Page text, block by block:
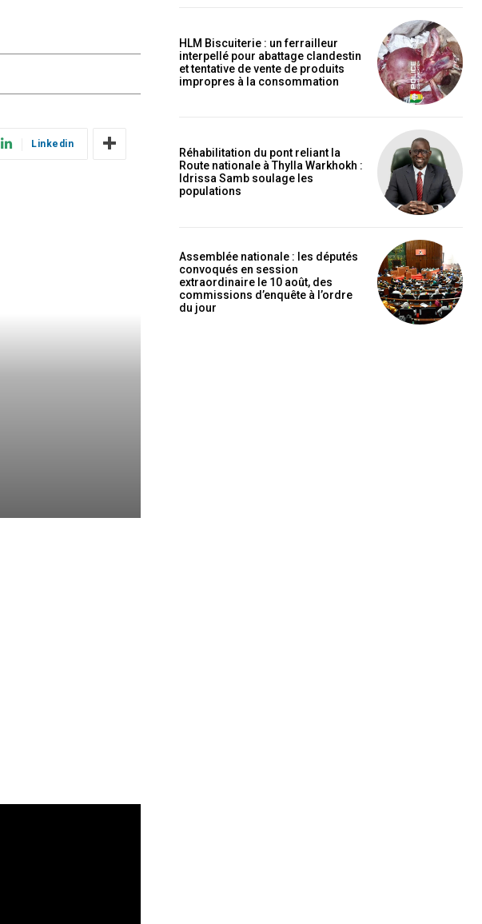
Linkedin
HLM Biscuiterie : un ferrailleur
interpellé pour abattage clandestin
et tentative de vente de produits
impropres à la consommation
Réhabilitation du pont reliant la
Route nationale à Thylla Warkhokh :
Idrissa Samb soulage les
populations
Assemblée nationale : les députés
convoqués en session
extraordinaire le 10 août, des
commissions d’enquête à l’ordre
du jour